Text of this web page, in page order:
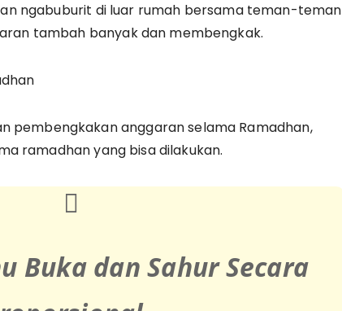
ngabuburit di luar rumah bersama teman-teman
tambah banyak dan membengkak.
pembengkakan anggaran selama Ramadhan,
ramadhan yang bisa dilakukan.
Buka dan Sahur Secara